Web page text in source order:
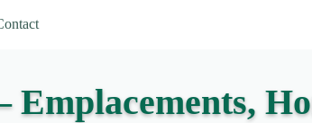
Emplacements,